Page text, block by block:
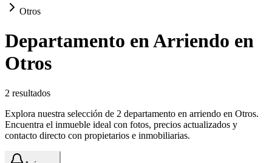
Otros
Departamento en Arriendo en
Otros
2 resultados
Explora nuestra selección de 2 departamento en arriendo en Otros.
Encuentra el inmueble ideal con fotos, precios actualizados y
contacto directo con propietarios e inmobiliarias.